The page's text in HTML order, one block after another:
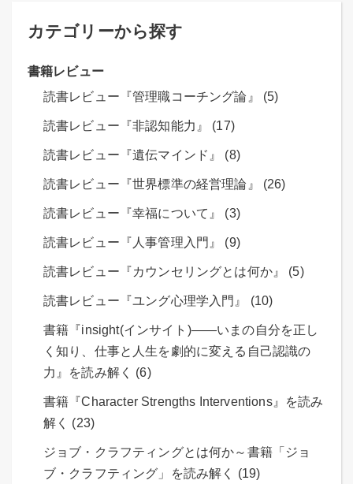
カテゴリーから探す
書籍レビュー
読書レビュー『管理職コーチング論』 (5)
読書レビュー『非認知能力』 (17)
読書レビュー『遺伝マインド』 (8)
読書レビュー『世界標準の経営理論』 (26)
読書レビュー『幸福について』 (3)
読書レビュー『人事管理入門』 (9)
読書レビュー『カウンセリングとは何か』 (5)
読書レビュー『ユング心理学入門』 (10)
書籍『insight(インサイト)――いまの自分を正し
く知り、仕事と人生を劇的に変える自己認識の
力』を読み解く (6)
書籍『Character Strengths Interventions』を読み
解く (23)
ジョブ・クラフティングとは何か～書籍「ジョ
ブ・クラフティング」を読み解く (19)